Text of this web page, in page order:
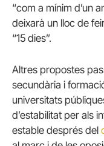
“com a mínim d’un
deixarà un lloc de
“15 dies”.
Altres propostes
secundària i
universitats
d’estabilitat per als
estable després del